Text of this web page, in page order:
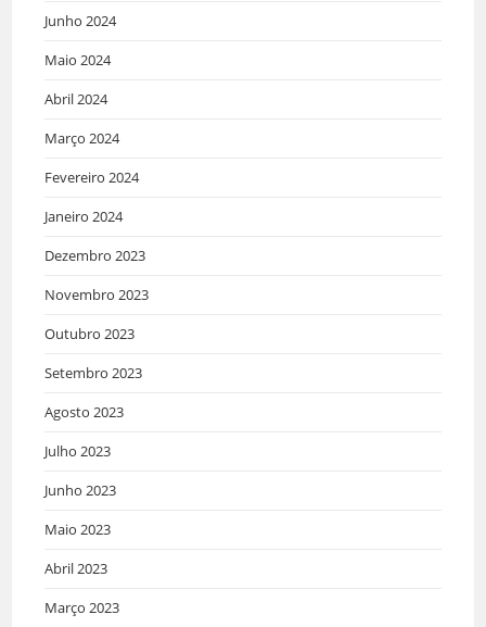
Junho 2024
Maio 2024
Abril 2024
Março 2024
Fevereiro 2024
Janeiro 2024
Dezembro 2023
Novembro 2023
Outubro 2023
Setembro 2023
Agosto 2023
Julho 2023
Junho 2023
Maio 2023
Abril 2023
Março 2023